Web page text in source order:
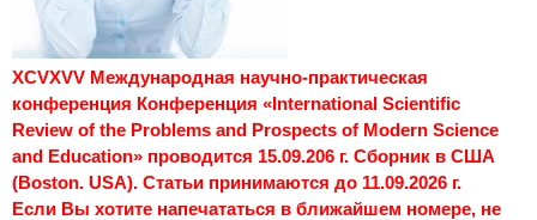
XCVXVV Международная научно-практическая
конференция Конференция «International Scientific
Review of the Problems and Prospects of Modern Science
and Education» проводится 15.09.206 г. Сборник в США
(Boston. USA). Статьи принимаются до 11.09.2026 г.
Если Вы хотите напечататься в ближайшем номере, не